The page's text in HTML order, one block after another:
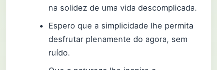
na solidez de uma vida descomplicada.
Espero que a simplicidade lhe permita
desfrutar plenamente do agora, sem
ruído.